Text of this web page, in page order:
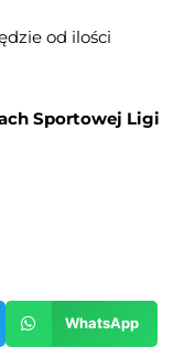
od ilości
Sportowej Ligi
WhatsApp